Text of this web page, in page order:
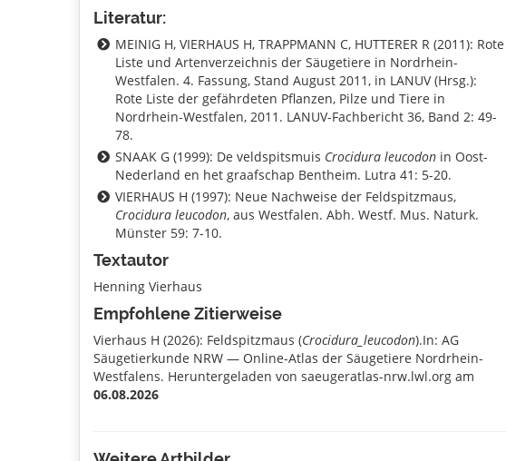
Literatur:
MEINIG H, VIERHAUS H, TRAPPMANN C, HUTTERER R (2011): Rote
Liste und Artenverzeichnis der Säugetiere in Nordrhein-
Westfalen. 4. Fassung, Stand August 2011, in LANUV (Hrsg.):
Rote Liste der gefährdeten Pflanzen, Pilze und Tiere in
Nordrhein-Westfalen, 2011. LANUV-Fachbericht 36, Band 2: 49-
78.
SNAAK G (1999): De veldspitsmuis Crocidura leucodon in Oost-
Nederland en het graafschap Bentheim. Lutra 41: 5-20.
VIERHAUS H (1997): Neue Nachweise der Feldspitzmaus,
Crocidura leucodon, aus Westfalen. Abh. Westf. Mus. Naturk.
Münster 59: 7-10.
Textautor
Henning Vierhaus
Empfohlene Zitierweise
Vierhaus H (2026): Feldspitzmaus (Crocidura_leucodon).In: AG
Säugetierkunde NRW — Online-Atlas der Säugetiere Nordrhein-
Westfalens. Heruntergeladen von saeugeratlas-nrw.lwl.org am
06.08.2026